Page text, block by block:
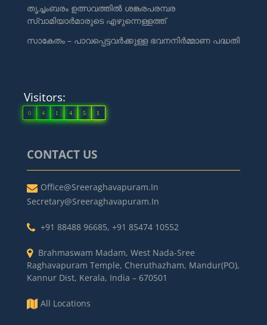
തൃച്ചംബരം ഉത്സവത്തിൽ ശങ്കരപരമ്പര
സ്വാമിയാർമാരുടെ എഴുന്നെള്ളത്ത്
സാകേതം – പാവപ്പെട്ടവർക്കുള്ള ഭവനനിർമ്മാണ പദ്ധതി
Visitors:
0 4 1 4 5 1
CONTACT US
Office@sreeraghavapuram.in
Secretary@sreeraghavapuram.in
+91 88488 96685, +91 85474 10552
Brahmaswam Madam, West Nada-Sree
Raghavapuram Temple, Cheruthazham, Mandur(PO),
Kannur Dist, Kerala, India – 670501
All Locations